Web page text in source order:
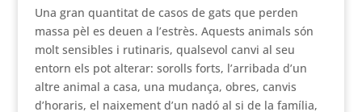
Una gran quantitat de casos de gats que perden
massa pèl es deuen a l’estrès. Aquests animals són
molt sensibles i rutinaris, qualsevol canvi al seu
entorn els pot alterar: sorolls forts, l’arribada d’un
altre animal a casa, una mudança, obres, canvis
d’horaris, el naixement d’un nadó al si de la família,